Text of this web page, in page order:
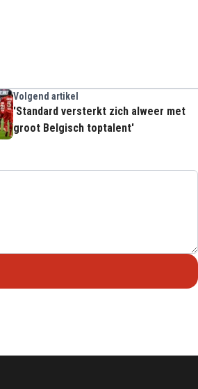
Volgend artikel
'Standard versterkt zich alweer met
groot Belgisch toptalent'